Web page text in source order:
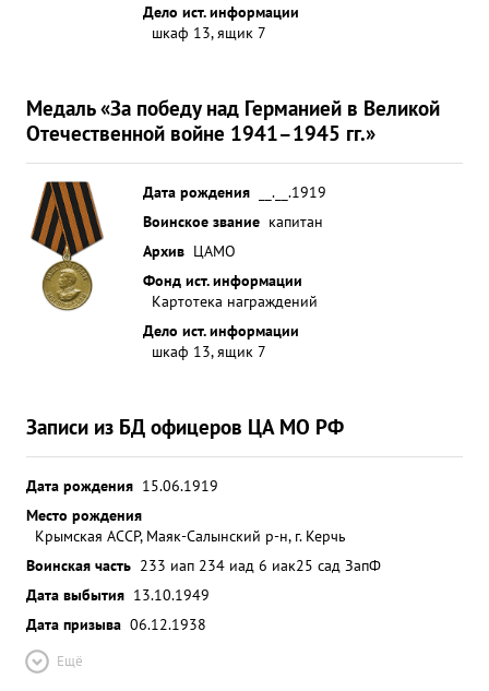
Дело ист. информации
шкаф 13, ящик 7
Медаль «За победу над Германией в Великой
Отечественной войне 1941–1945 гг.»
Дата рождения
__.__.1919
Воинское звание капитан
Архив ЦАМО
Фонд ист. информации
Картотека награждений
Дело ист. информации
шкаф 13, ящик 7
Записи из БД офицеров ЦА МО РФ
Дата рождения 15.06.1919
Место рождения
Крымская АССР, Маяк-Салынский р-н, г. Керчь
Воинская часть 233 иап 234 иад 6 иак25 сад ЗапФ
Дата выбытия 13.10.1949
Дата призыва 06.12.1938
Ещё